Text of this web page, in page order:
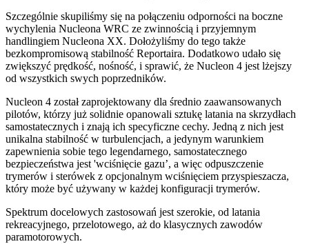
Szczególnie skupiliśmy się na połączeniu odporności na boczne
wychylenia Nucleona WRC ze zwinnością i przyjemnym
handlingiem Nucleona XX. Dołożyliśmy do tego także
bezkompromisową stabilność Reportaira. Dodatkowo udało się
zwiększyć prędkość, nośność, i sprawić, że Nucleon 4 jest lżejszy
od wszystkich swych poprzedników.
Nucleon 4 został zaprojektowany dla średnio zaawansowanych
pilotów, którzy już solidnie opanowali sztukę latania na skrzydłach
samostatecznych i znają ich specyficzne cechy. Jedną z nich jest
unikalna stabilność w turbulencjach, a jedynym warunkiem
zapewnienia sobie tego legendarnego, samostatecznego
bezpieczeństwa jest 'wciśnięcie gazu’, a więc odpuszczenie
trymerów i sterówek z opcjonalnym wciśnięciem przyspieszacza,
który może być używany w każdej konfiguracji trymerów.
Spektrum docelowych zastosowań jest szerokie, od latania
rekreacyjnego, przelotowego, aż do klasycznych zawodów
paramotorowych.